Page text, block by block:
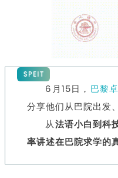
SPEIT
6月15日， 巴黎
分享他们从巴院出发
从法语小白到科
率讲述在巴院求学的